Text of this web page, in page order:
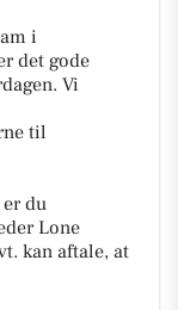
i
det gode
Vi
til
du
Lone
kan aftale, at